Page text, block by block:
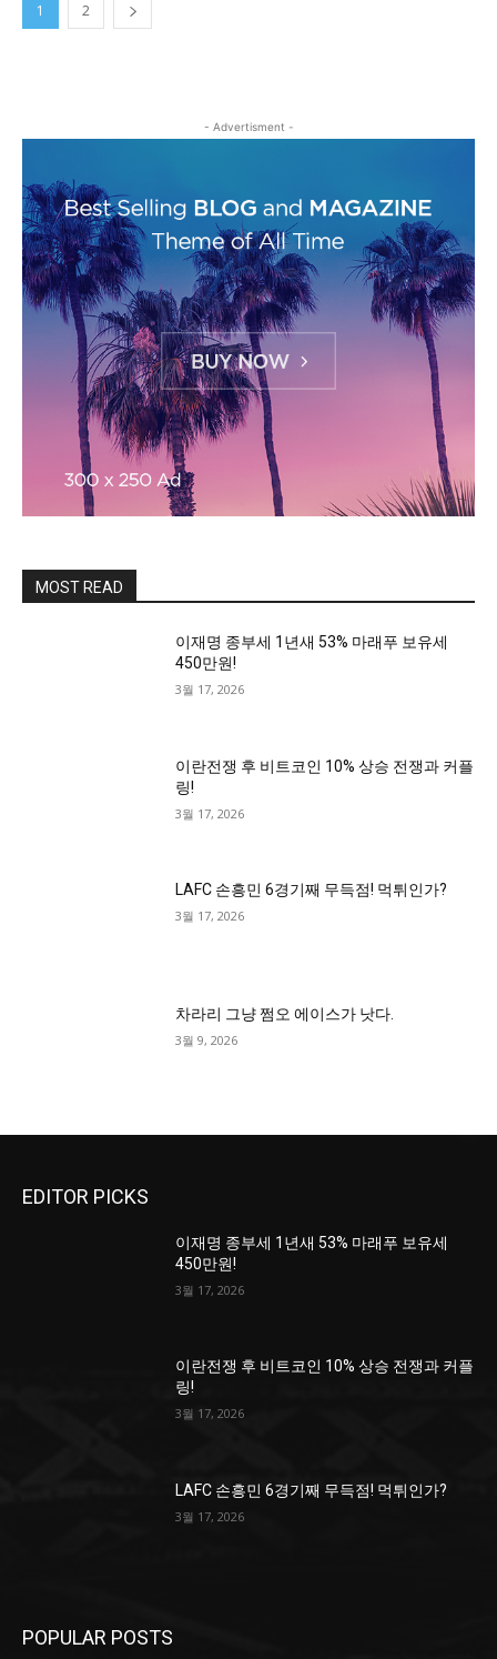
1 2
- Advertisment -
MOST READ
이재명 종부세 1년새 53% 마래푸 보유세
450만원!
3월 17, 2026
이란전쟁 후 비트코인 10% 상승 전쟁과 커플
링!
3월 17, 2026
LAFC 손흥민 6경기째 무득점! 먹튀인가?
3월 17, 2026
차라리 그냥 쩜오 에이스가 낫다.
3월 9, 2026
EDITOR PICKS
이재명 종부세 1년새 53% 마래푸 보유세
450만원!
3월 17, 2026
이란전쟁 후 비트코인 10% 상승 전쟁과 커플
링!
3월 17, 2026
LAFC 손흥민 6경기째 무득점! 먹튀인가?
3월 17, 2026
POPULAR POSTS